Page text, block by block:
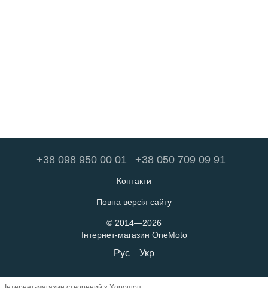
+38 098 950 00 01 +38 050 709 09 91
Контакти
Повна версія сайту
© 2014—2026
Інтернет-магазин OneMoto
Рус Укр